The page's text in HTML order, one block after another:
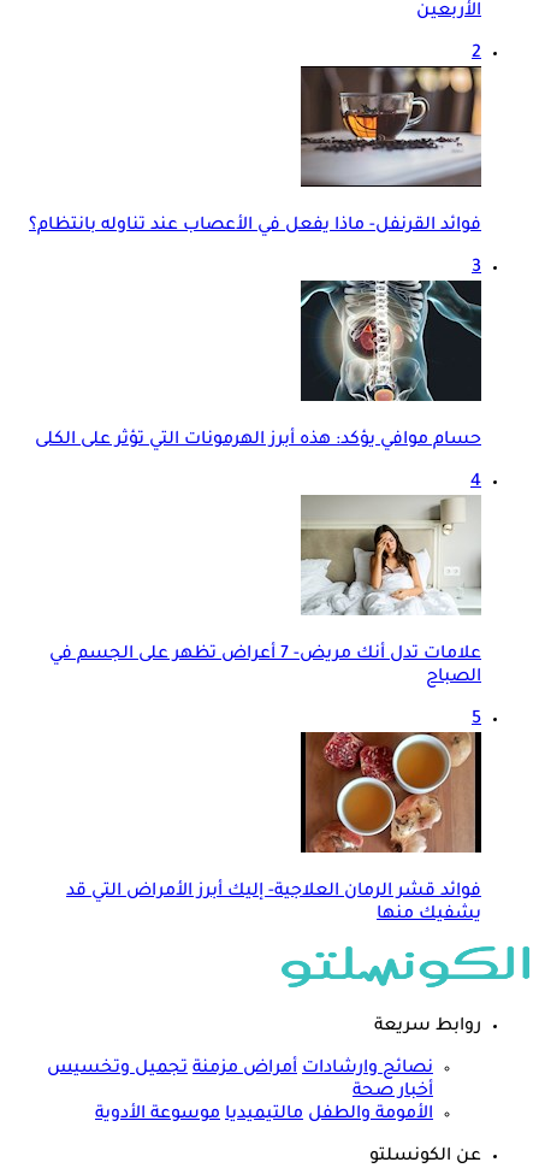
الأربعين
2
فوائد القرنفل- ماذا يفعل في الأعصاب عند تناوله بانتظام؟
3
حسام موافي يؤكد: هذه أبرز الهرمونات التي تؤثر على الكلى
4
علامات تدل أنك مريض- 7 أعراض تظهر على الجسم في
الصباح
5
فوائد قشر الرمان العلاجية- إليك أبرز الأمراض التي قد
يشفيك منها
روابط سريعة
نصائح وارشادات أمراض مزمنة تجميل وتخسيس
أخبار صحة
الأمومة والطفل مالتيميديا موسوعة الأدوية
عن الكونسلتو